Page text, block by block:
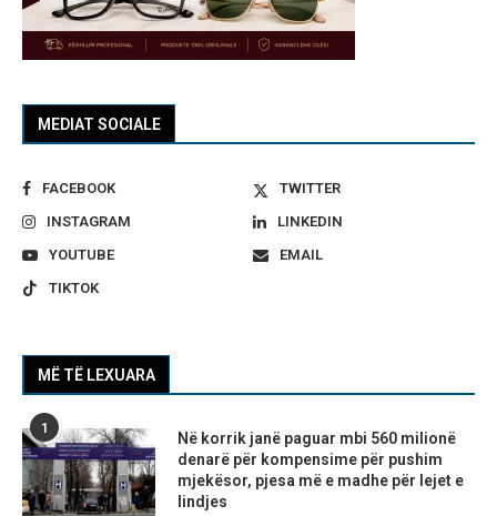
MEDIAT SOCIALE
FACEBOOK
TWITTER
INSTAGRAM
LINKEDIN
YOUTUBE
EMAIL
TIKTOK
MË TË LEXUARA
1
Në korrik janë paguar mbi 560 milionë
denarë për kompensime për pushim
mjekësor, pjesa më e madhe për lejet e
lindjes